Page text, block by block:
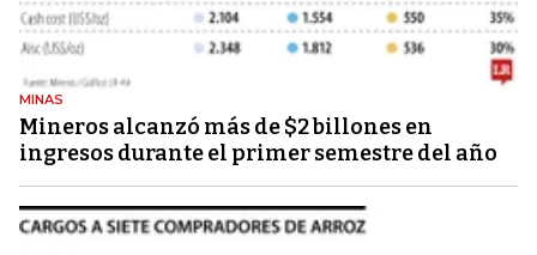
MINAS
Mineros alcanzó más de $2 billones en
ingresos durante el primer semestre del año